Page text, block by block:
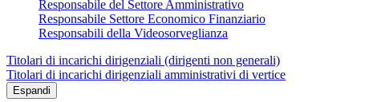
Responsabile del Settore Amministrativo
Responsabile Settore Economico Finanziario
Responsabili della Videosorveglianza
Titolari di incarichi dirigenziali (dirigenti non generali)
Titolari di incarichi dirigenziali amministrativi di vertice
Espandi